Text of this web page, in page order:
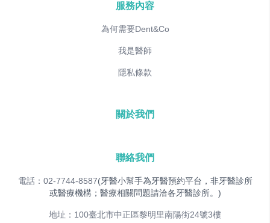
服務內容
為何需要Dent&Co
我是醫師
隱私條款
關於我們
聯絡我們
電話：02-7744-8587(牙醫小幫手為牙醫預約平台，非牙醫診所
或醫療機構；醫療相關問題請洽各牙醫診所。)
地址：100臺北市中正區黎明里南陽街24號3樓